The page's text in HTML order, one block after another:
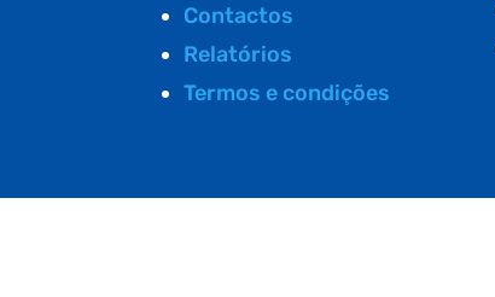
Contactos
Relatórios
Termos e condições